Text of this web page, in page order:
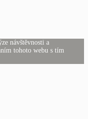
návštěvnosti a
tohoto webu s tím